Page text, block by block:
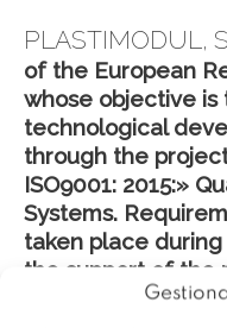
PLASTIMODUL,
of the European
whose objective
technological
through the
ISO9001: 2015:»
Systems.
taken place during
the support of the
the Chamber of